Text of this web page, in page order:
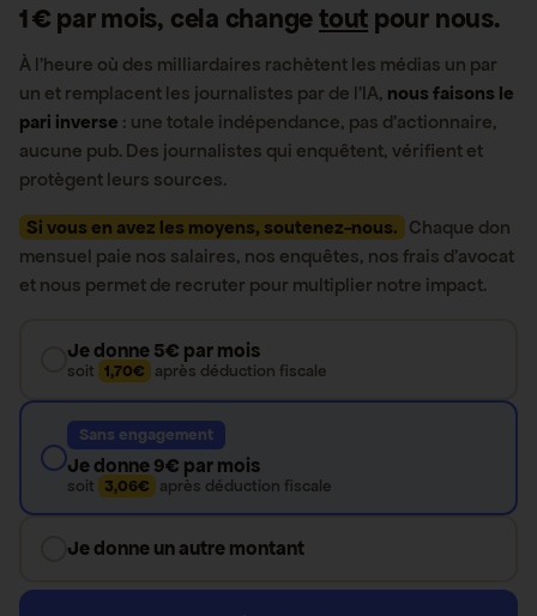
1 € par mois, cela changetout pour nous.
À l’heure où des milliardaires rachètent les médias un par
un et remplacent les journalistes par de l’IA, nous faisons le
pari inverse : une totale indépendance, pas d’actionnaire,
aucune pub. Des journalistes qui enquêtent, vérifient et
protègent leurs sources.
Si vous en avez les moyens, soutenez-nous. Chaque don
mensuel paie nos salaires, nos enquêtes, nos frais d’avocat
et nous permet de recruter pour multiplier notre impact.
Je donne 5€ par mois
soit 1,70€ après déduction fiscale
Sans engagement
Je donne 9€ par mois
soit 3,06€ après déduction fiscale
Je donne un autre montant